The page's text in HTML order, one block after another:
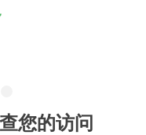
您的访问